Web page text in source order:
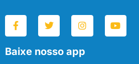
Baixe nosso app